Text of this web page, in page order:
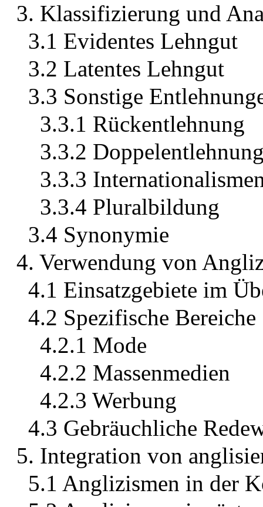
3. Klassifizierung und
3.1 Evidentes Lehngut
3.2 Latentes Lehngut
3.3 Sonstige
3.3.1 Rückentlehnung
3.3.2
3.3.3
3.3.4 Pluralbildung
3.4 Synonymie
4. Verwendung von
4.1 Einsatzgebiete im
4.2 Spezifische Bereiche
4.2.1 Mode
4.2.2 Massenmedien
4.2.3 Werbung
4.3 Gebräuchliche
5. Integration von
5.1 Anglizismen in der